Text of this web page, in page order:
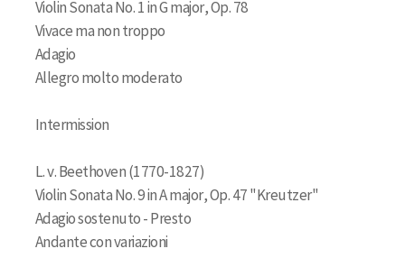
Violin Sonata No. 1 in G major, Op. 78
Vivace ma non troppo
Adagio
Allegro molto moderato
Intermission
L. v. Beethoven (1770-1827)
Violin Sonata No. 9 in A major, Op. 47 "Kreutzer"
Adagio sostenuto - Presto
Andante con variazioni